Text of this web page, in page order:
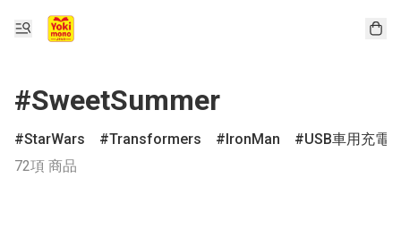
#SweetSummer
StarWars Transformers IronMan
USB車用充電
72項 商品